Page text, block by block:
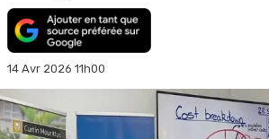
14 Avr 2026 11h00